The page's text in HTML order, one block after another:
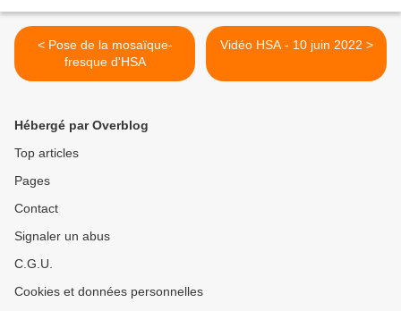
< Pose de la mosaïque-
fresque d'HSA
Vidéo HSA - 10 juin 2022 >
Hébergé par Overblog
Top articles
Pages
Contact
Signaler un abus
C.G.U.
Cookies et données personnelles